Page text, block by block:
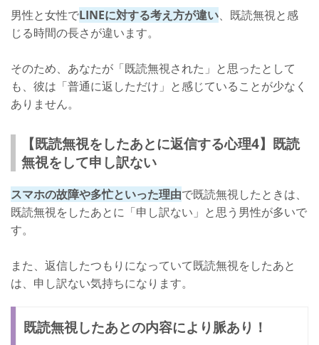
男性と女性でLINEに対する考え方が違い、既読無視と感
じる時間の長さが違います。
そのため、あなたが「既読無視された」と思ったとして
も、彼は「普通に返しただけ」と感じていることが少なく
ありません。
【既読無視をしたあとに返信する心理4】既読
無視をして申し訳ない
スマホの故障や多忙といった理由で既読無視したときは、
既読無視をしたあとに「申し訳ない」と思う男性が多いで
す。
また、返信したつもりになっていて既読無視をしたあと
は、申し訳ない気持ちになります。
既読無視したあとの内容により脈あり！